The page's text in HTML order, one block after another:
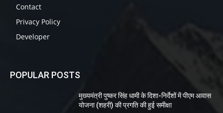
Contact
Privacy Policy
Developer
POPULAR POSTS
मुख्यमंत्री पुष्कर सिंह धामी के दिशा-निर्देशों में पीएम आवास
योजना (शहरी) की प्रगति की हुई समीक्षा